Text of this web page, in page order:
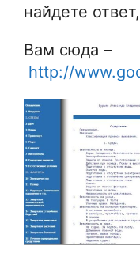
найдете
Вам сюда –
http://